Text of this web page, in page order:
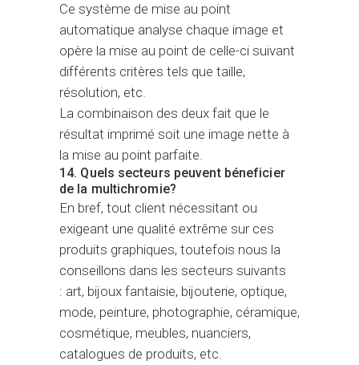
Ce système de mise au point
automatique analyse chaque image et
opère la mise au point de celle-ci suivant
différents critères tels que taille,
résolution, etc.
La combinaison des deux fait que le
résultat imprimé soit une image nette à
la mise au point parfaite.
14. Quels secteurs peuvent béneficier
de la multichromie?
En bref, tout client nécessitant ou
exigeant une qualité extrême sur ces
produits graphiques, toutefois nous la
conseillons dans les secteurs suivants
: art, bijoux fantaisie, bijouterie, optique,
mode, peinture, photographie, céramique,
cosmétique, meubles, nuanciers,
catalogues de produits, etc.